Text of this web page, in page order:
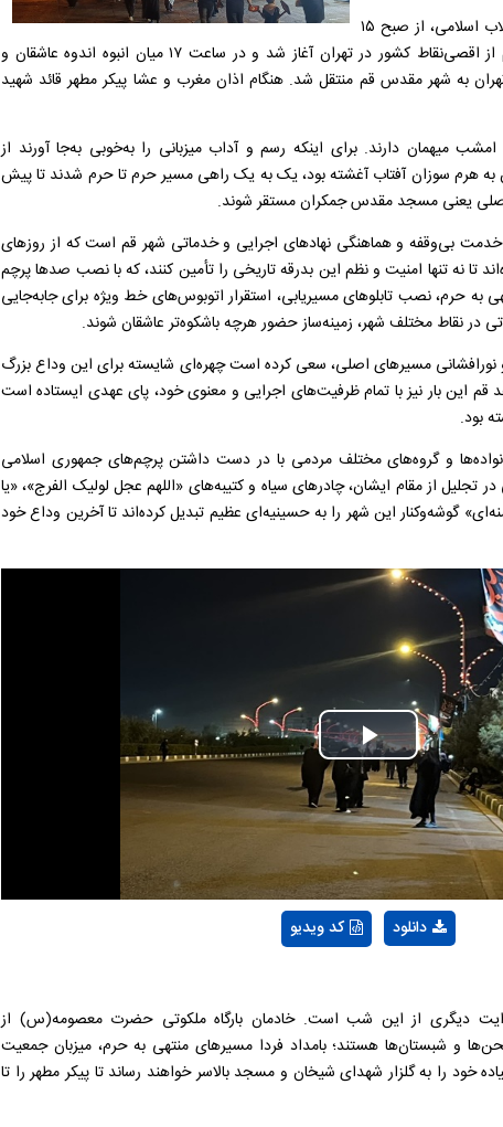
آیین تشییع پیکر مطهر رهبر شهید انقلاب اسلامی، از صبح ۱۵
تیرماه با حضور گسترده و پرشور مردم از اقصی‌نقاط کشور در تهران آغاز شد و در ساعت ۱۷ میان انبوه اندوه عاشقان و
به شهر مقدس قم منتقل شد. هنگام اذان مغرب و عشا پیکر مطهر قائد شهید
میهمان دارند. برای اینکه رسم و آداب میزبانی را به‌خوبی به‌جا آورند از
به هرم سوزان آفتاب آغشته بود، یک به یک راهی مسیر حرم تا حرم شدند تا پیش
اصلی یعنی مسجد مقدس جمکران مستقر شوند.
خدمت بی‌وقفه و هماهنگی نهاد‌های اجرایی و خدماتی شهر قم است که از روز‌های
تا نه تنها امنیت و نظم این بدرقه تاریخی را تأمین کنند، که با نصب صد‌ها پرچم
به حرم، نصب تابلو‌های مسیریابی، استقرار اتوبوس‌های خط ویژه برای جابه‌جایی
در نقاط مختلف شهر، زمینه‌ساز حضور هرچه باشکوه‌تر عاشقان شوند.
مسیر‌های اصلی، سعی کرده است چهره‌ای شایسته برای این وداع بزرگ
این بار نیز با تمام ظرفیت‌های اجرایی و معنوی خود، پای عهدی ایستاده است
بود.
و گروه‌های مختلف مردمی با در دست داشتن پرچم‌های جمهوری اسلامی
در تجلیل از مقام ایشان، چادر‌های سیاه و کتیبه‌های «اللهم عجل لولیک الفرج»، «یا
گوشه‌وکنار این شهر را به حسینیه‌ای عظیم تبدیل کرده‌اند تا آخرین وداع خود
Play
Video
کد ویدیو دانلود
دیگری از این شب است. خادمان بارگاه ملکوتی حضرت معصومه(س) از
و شبستان‌ها هستند؛ بامداد فردا مسیر‌های منتهی به حرم، میزبان جمعیت
خود را به گلزار شهدای شیخان و مسجد بالاسر خواهند رساند تا پیکر مطهر را تا